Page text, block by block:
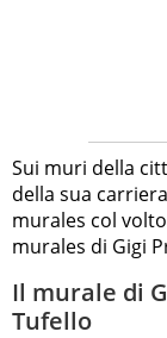
Sui muri della
della sua
murales col
murales di Gigi
Il murale di
Tufello